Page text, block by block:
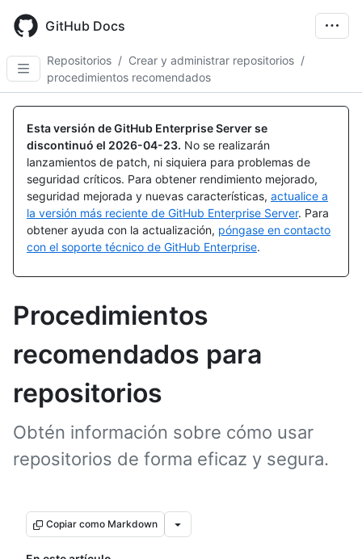
main
content
GitHub Docs
Repositorios / Crear y administrar repositorios /
procedimientos recomendados
Esta versión de GitHub Enterprise Server se
discontinuó el 2026-04-23. No se realizarán
lanzamientos de patch, ni siquiera para problemas de
seguridad críticos. Para obtener rendimiento mejorado,
seguridad mejorada y nuevas características, actualice a
la versión más reciente de GitHub Enterprise Server. Para
obtener ayuda con la actualización, póngase en contacto
con el soporte técnico de GitHub Enterprise.
Procedimientos
recomendados para
repositorios
Obtén información sobre cómo usar
repositorios de forma eficaz y segura.
Copiar como Markdown